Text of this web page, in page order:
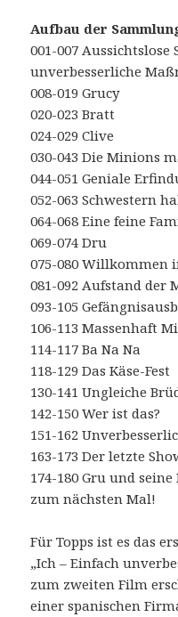
Aufbau der
001-007
unverbesserliche
008-019 Grucy
020-023 Bratt
024-029 Clive
030-043 Die Minions
044-051 Geniale
052-063 Schwestern
064-068 Eine feine
069-074 Dru
075-080 Willkommen
081-092 Aufstand der
093-105
106-113 Massenhaft
114-117 Ba Na Na
118-129 Das Käse-Fest
130-141 Ungleiche
142-150 Wer ist das?
151-162
163-173 Der letzte
174-180 Gru und
zum nächsten Mal!
Für Topps ist es das
„Ich – Einfach
zum zweiten Film
einer spanischen